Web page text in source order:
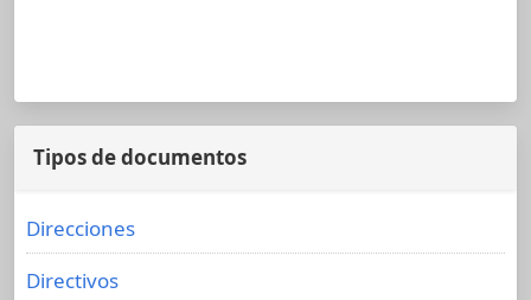
Tipos de documentos
Direcciones
Directivos